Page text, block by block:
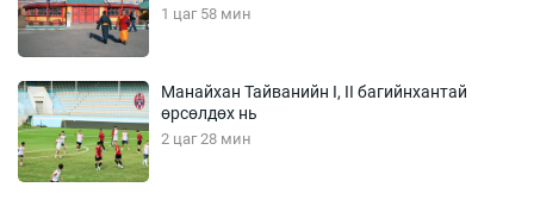
1 цаг 58 мин
Манайхан Тайванийн I, II багийнхантай
өрсөлдөх нь
2 цаг 28 мин